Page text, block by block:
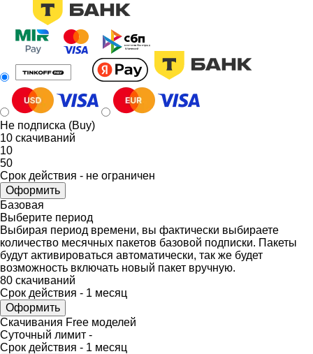
Не подписка (Buy)
10 скачиваний
10
50
Срок действия - не ограничен
Оформить
Базовая
Выберите период
Выбирая период времени, вы фактически выбираете
количество месячных пакетов базовой подписки. Пакеты
будут активироваться автоматически, так же будет
возможность включать новый пакет вручную.
80 скачиваний
Срок действия - 1 месяц
Оформить
Скачивания Free моделей
Суточный лимит -
Срок действия - 1 месяц